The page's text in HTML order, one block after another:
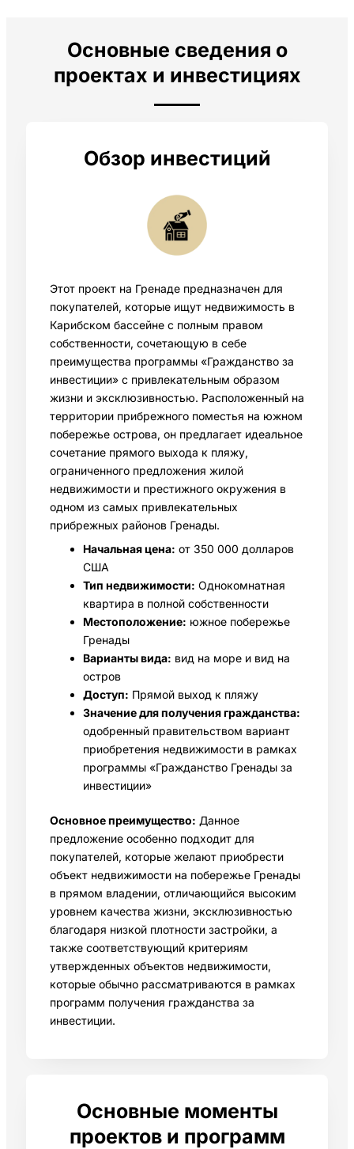
Основные сведения о
проектах и инвестициях
Обзор инвестиций
Этот проект на Гренаде предназначен для
покупателей, которые ищут недвижимость в
Карибском бассейне с полным правом
собственности, сочетающую в себе
преимущества программы «Гражданство за
инвестиции» с привлекательным образом
жизни и эксклюзивностью. Расположенный на
территории прибрежного поместья на южном
побережье острова, он предлагает идеальное
сочетание прямого выхода к пляжу,
ограниченного предложения жилой
недвижимости и престижного окружения в
одном из самых привлекательных
прибрежных районов Гренады.
Начальная цена: от 350 000 долларов
США
Тип недвижимости: Однокомнатная
квартира в полной собственности
Местоположение: южное побережье
Гренады
Варианты вида: вид на море и вид на
остров
Доступ: Прямой выход к пляжу
Значение для получения гражданства:
одобренный правительством вариант
приобретения недвижимости в рамках
программы «Гражданство Гренады за
инвестиции»
Основное преимущество: Данное
предложение особенно подходит для
покупателей, которые желают приобрести
объект недвижимости на побережье Гренады
в прямом владении, отличающийся высоким
уровнем качества жизни, эксклюзивностью
благодаря низкой плотности застройки, а
также соответствующий критериям
утвержденных объектов недвижимости,
которые обычно рассматриваются в рамках
программ получения гражданства за
инвестиции.
Основные моменты
проектов и программ